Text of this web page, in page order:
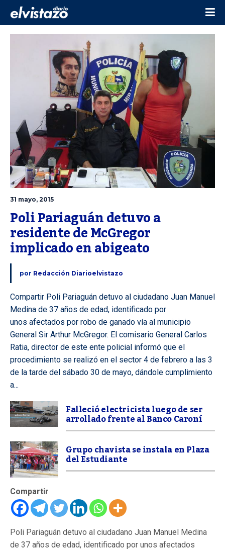
31 mayo, 2015
Poli Pariaguán detuvo a
residente de McGregor
implicado en abigeato
por Redacción Diarioelvistazo
Compartir Poli Pariaguán detuvo al ciudadano Juan Manuel
Medina de 37 años de edad, identificado por
unos afectados por robo de ganado vía al municipio
General Sir Arthur McGregor. El comisario General Carlos
Ratia, director de este ente policial informó que el
procedimiento se realizó en el sector 4 de febrero a las 3
de la tarde del sábado 30 de mayo, dándole cumplimiento
a...
Falleció electricista luego de ser
arrollado frente al Banco Caroní
Grupo chavista se instala en Plaza
del Estudiante
Compartir
Poli Pariaguán detuvo al ciudadano Juan Manuel Medina
de 37 años de edad, identificado por unos afectados